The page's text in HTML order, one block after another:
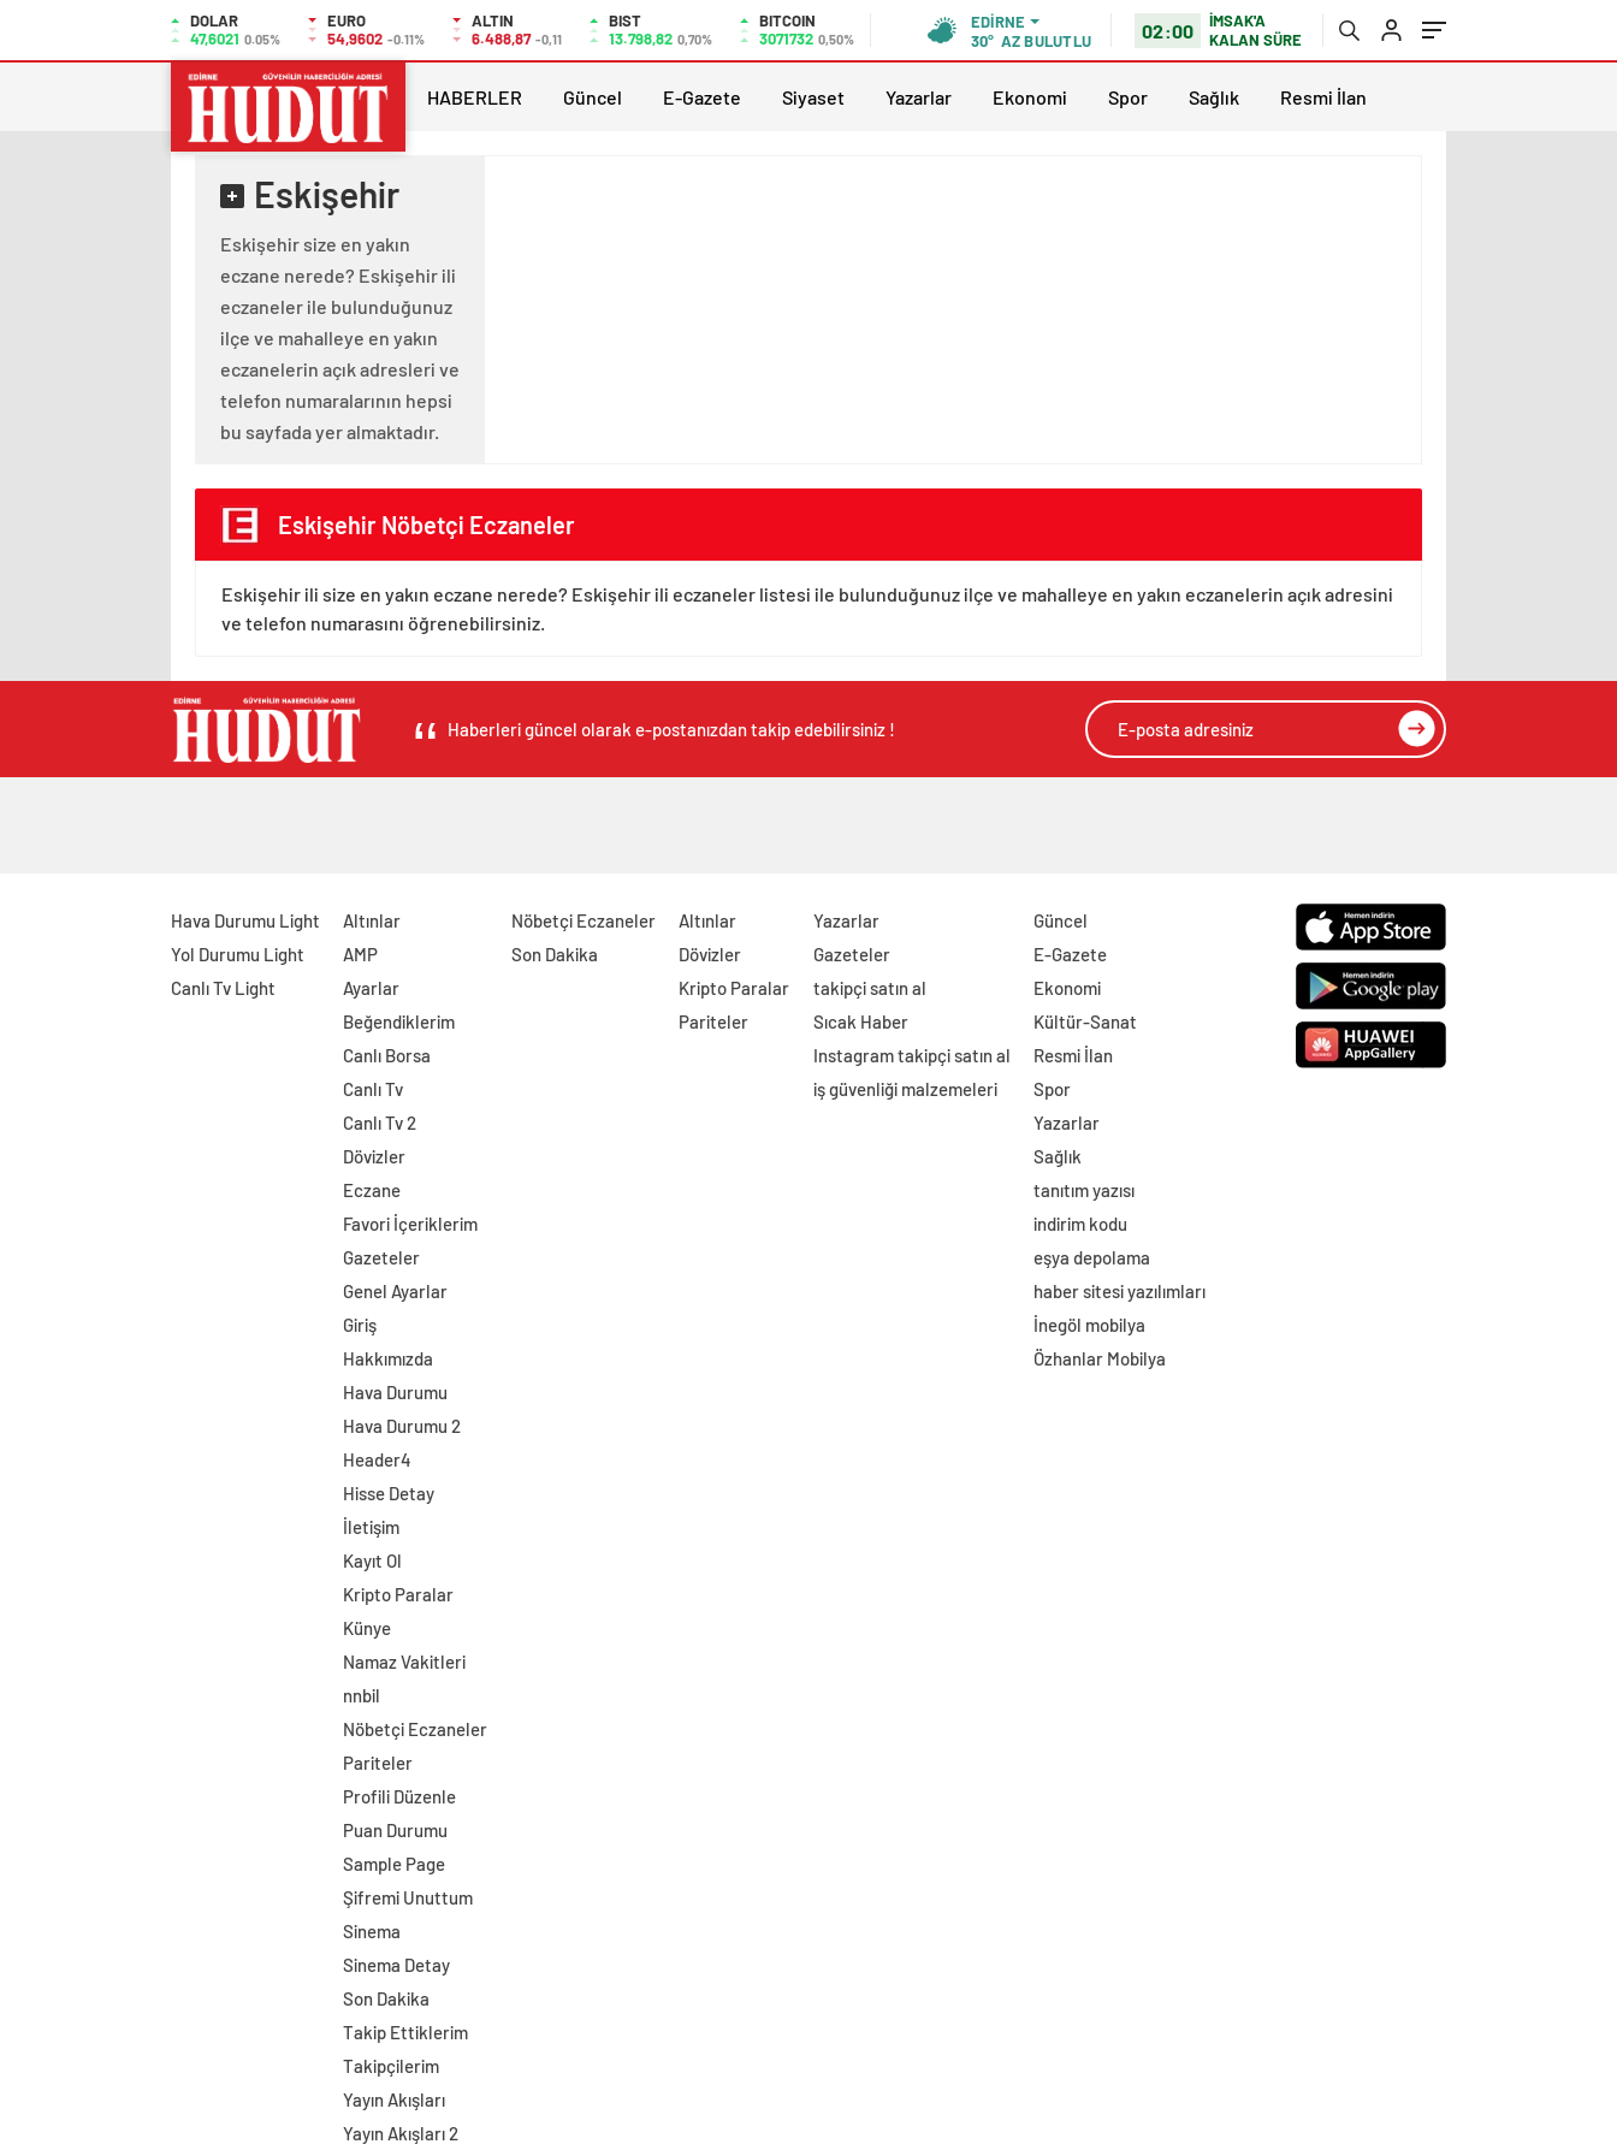
DOLAR
47,6021 0.05%
EURO
54,9602 -0.11%
ALTIN
6.488,87 -0,11
BIST
13.798,82 0,70%
BITCOIN
3071732 0,50%
EDIRNE
30° AZ BULUTLU 02:00
İMSAK'A
KALAN SÜRE
HABERLER Güncel E-Gazete Siyaset Yazarlar Ekonomi Spor Sağlık Resmi İlan
Eskişehir
Eskişehir size en yakın
eczane nerede? Eskişehir ili
eczaneler ile bulunduğunuz
ilçe ve mahalleye en yakın
eczanelerin açık adresleri ve
telefon numaralarının hepsi
bu sayfada yer almaktadır.
Eskişehir Nöbetçi Eczaneler
Eskişehir ili size en yakın eczane nerede? Eskişehir ili eczaneler listesi ile bulunduğunuz ilçe ve mahalleye en yakın eczanelerin açık adresini
ve telefon numarasını öğrenebilirsiniz.
Haberleri güncel olarak e-postanızdan takip edebilirsiniz !
Hava Durumu Light
Yol Durumu Light
Canlı Tv Light
Altınlar
AMP
Ayarlar
Beğendiklerim
Canlı Borsa
Canlı Tv
Canlı Tv 2
Dövizler
Eczane
Favori İçeriklerim
Gazeteler
Genel Ayarlar
Giriş
Hakkımızda
Hava Durumu
Hava Durumu 2
Header4
Hisse Detay
İletişim
Kayıt Ol
Kripto Paralar
Künye
Namaz Vakitleri
nnbil
Nöbetçi Eczaneler
Pariteler
Profili Düzenle
Puan Durumu
Sample Page
Şifremi Unuttum
Sinema
Sinema Detay
Son Dakika
Takip Ettiklerim
Takipçilerim
Yayın Akışları
Yayın Akışları 2
Nöbetçi Eczaneler
Son Dakika
Altınlar
Dövizler
Kripto Paralar
Pariteler
Yazarlar
Gazeteler
takipçi satın al
Sıcak Haber
Instagram takipçi satın al
iş güvenliği malzemeleri
Güncel
E-Gazete
Ekonomi
Kültür-Sanat
Resmi İlan
Spor
Yazarlar
Sağlık
tanıtım yazısı
indirim kodu
eşya depolama
haber sitesi yazılımları
İnegöl mobilya
Özhanlar Mobilya